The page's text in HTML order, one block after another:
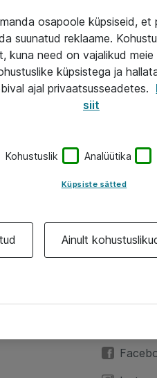
osapoole küpsiseid,
suunatud reklaame.
kuna need on vajalikud
küpsistega ja
ajal privaatsusseadetes.
siit
Kohustuslik Analüütika
Küpsiste sätted
Ainult